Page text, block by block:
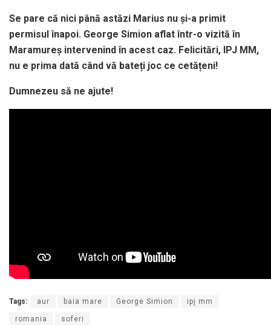
Se pare că nici până astăzi Marius nu și-a primit
permisul înapoi. George Simion aflat într-o vizită în
Maramureș intervenind în acest caz. Felicitări, IPJ MM,
nu e prima dată când vă bateți joc ce cetățeni!
Dumnezeu să ne ajute!
Tags: aur baia mare George Simion ipj mm
romania soferi